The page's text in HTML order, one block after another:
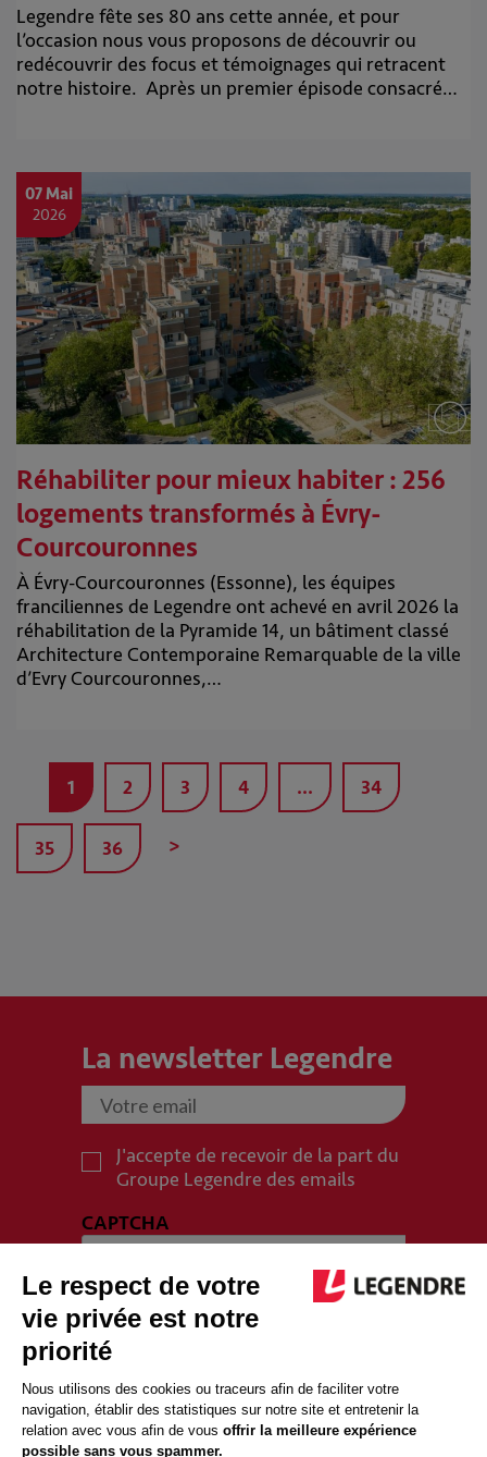
Legendre fête ses 80 ans cette année, et pour
l’occasion nous vous proposons de découvrir ou
redécouvrir des focus et témoignages qui retracent
notre histoire. Après un premier épisode consacré…
07 Mai
2026
Réhabiliter pour mieux habiter : 256
logements transformés à Évry-
Courcouronnes
À Évry-Courcouronnes (Essonne), les équipes
franciliennes de Legendre ont achevé en avril 2026 la
réhabilitation de la Pyramide 14, un bâtiment classé
Architecture Contemporaine Remarquable de la ville
d’Evry Courcouronnes,…
1 2 3 4 … 34
35 36 >
La newsletter Legendre
J'accepte de recevoir de la part du
Groupe Legendre des emails
CAPTCHA